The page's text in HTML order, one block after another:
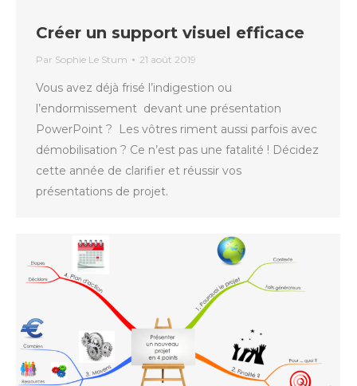
Créer un support visuel efficace
Par Sophie Le Stum 21 août 2019
Vous avez déjà frisé l’indigestion ou
l’endormissement devant une présentation
PowerPoint ? Les vôtres riment aussi parfois avec
démobilisation ? Ce n’est pas une fatalité ! Décidez
cette année de clarifier et réussir vos
présentations de projet.